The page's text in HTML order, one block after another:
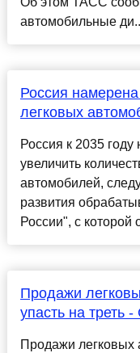
автомобильные
Россия
легковых
Россия к 2035
увеличить
автомобилей,
развития
России", с которой
Продажи
упасть на треть
Продажи легковых